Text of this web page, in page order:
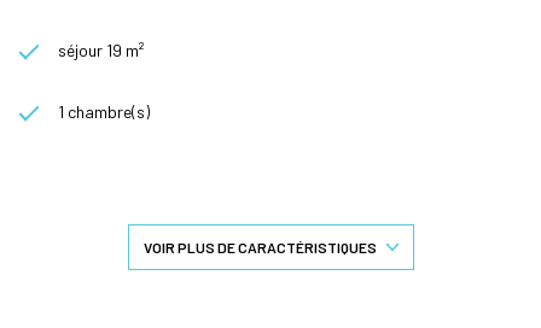
séjour 19 m²
1 chambre(s)
VOIR PLUS DE CARACTÉRISTIQUES